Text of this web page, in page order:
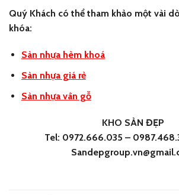
Quý Khách có thể tham khảo một vài
khóa:
Sàn nhựa hèm khoá
Sàn nhựa giá rẻ
Sàn nhựa vân gỗ
KHO SÀN ĐẸP
Tel: 0972.666.035 –